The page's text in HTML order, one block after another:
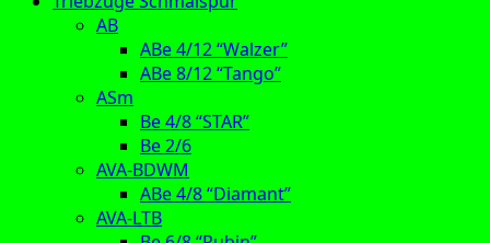
AB
ABe 4/12 “Walzer”
ABe 8/12 “Tango”
ASm
Be 4/8 “STAR”
Be 2/6
AVA-BDWM
ABe 4/8 “Diamant”
AVA-LTB